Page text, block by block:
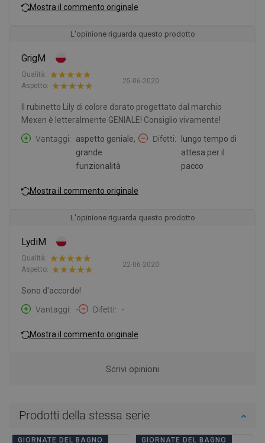
Mostra il commento originale
L'opinione riguarda questo prodotto
GrigM
25-06-2020
Qualità:
Aspetto:
Il rubinetto Lily di colore dorato progettato dal marchio
Mexen è letteralmente GENIALE! Consiglio vivamente!
Vantaggi
aspetto geniale,
grande
funzionalità
Difetti
lungo tempo di
attesa per il
pacco
Mostra il commento originale
L'opinione riguarda questo prodotto
LydiM
22-06-2020
Qualità:
Aspetto:
Sono d'accordo!
Vantaggi
- Difetti -
Mostra il commento originale
Scrivi opinioni
Prodotti della stessa serie
GIORNATE DEL BAGNO GIORNATE DEL BAGNO